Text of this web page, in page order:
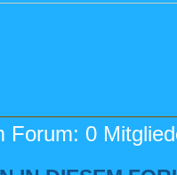
Forum: 0